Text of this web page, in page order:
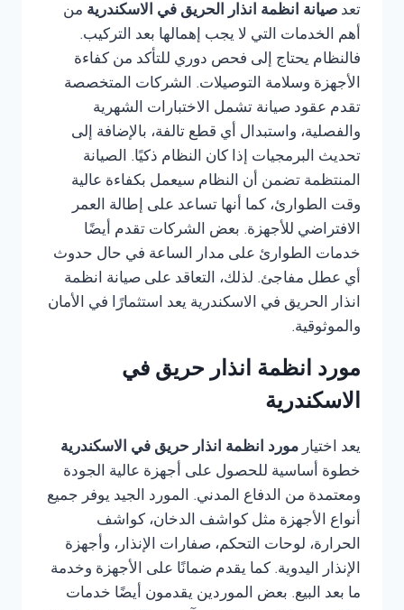
تعد صيانة انظمة انذار الحريق في الاسكندرية من
أهم الخدمات التي لا يجب إهمالها بعد التركيب.
فالنظام يحتاج إلى فحص دوري للتأكد من كفاءة
الأجهزة وسلامة التوصيلات. الشركات المتخصصة
تقدم عقود صيانة تشمل الاختبارات الشهرية
والفصلية، واستبدال أي قطع تالفة، بالإضافة إلى
تحديث البرمجيات إذا كان النظام ذكيًا. الصيانة
المنتظمة تضمن أن النظام سيعمل بكفاءة عالية
وقت الطوارئ، كما أنها تساعد على إطالة العمر
الافتراضي للأجهزة. بعض الشركات تقدم أيضًا
خدمات الطوارئ على مدار الساعة في حال حدوث
أي عطل مفاجئ. لذلك، التعاقد على صيانة انظمة
انذار الحريق في الاسكندرية يعد استثمارًا في الأمان
والموثوقية.
مورد انظمة انذار حريق في
الاسكندرية
يعد اختيار مورد انظمة انذار حريق في الاسكندرية
خطوة أساسية للحصول على أجهزة عالية الجودة
ومعتمدة من الدفاع المدني. المورد الجيد يوفر جميع
أنواع الأجهزة مثل كواشف الدخان، كواشف
الحرارة، لوحات التحكم، صفارات الإنذار، وأجهزة
الإنذار اليدوية. كما يقدم ضمانًا على الأجهزة وخدمة
ما بعد البيع. بعض الموردين يقدمون أيضًا خدمات